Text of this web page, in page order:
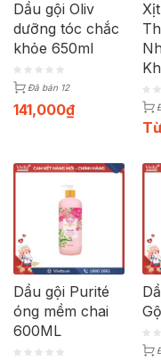
Dầu gội Oliv
dưỡng tóc chắc
khỏe 650ml
Đã bán 12
141,000₫
Dầu gội Purité
óng mềm chai
600ML